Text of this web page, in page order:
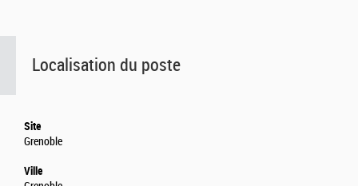
Localisation du poste
Site
Grenoble
Ville